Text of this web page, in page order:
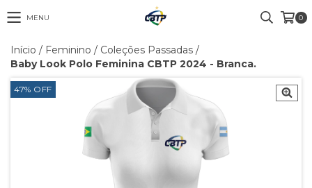
MENU 0
Início / Feminino / Coleções Passadas /
Baby Look Polo Feminina CBTP 2024 - Branca.
47% OFF